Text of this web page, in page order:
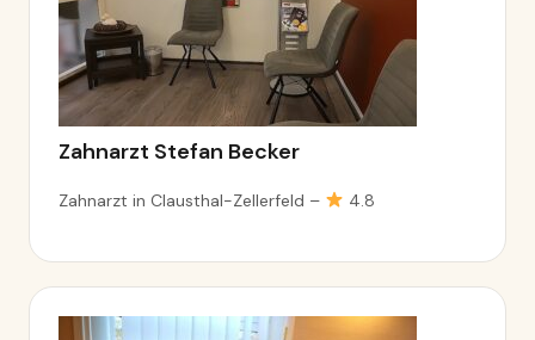
Zahnarzt Stefan Becker
Zahnarzt in Clausthal-Zellerfeld – 4.8